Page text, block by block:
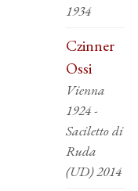
1934
Czinner
Ossi
Vienna
1924 -
Saciletto di
Ruda
(UD) 2014